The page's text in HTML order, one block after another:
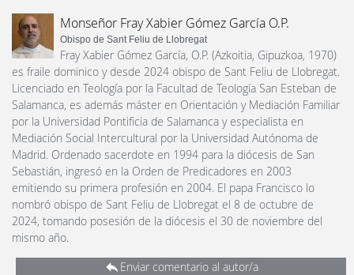
Monseñor Fray Xabier Gómez García O.P.
Obispo de Sant Feliu de Llobregat
Fray Xabier Gómez García, O.P. (Azkoitia, Gipuzkoa, 1970)
es fraile dominico y desde 2024 obispo de Sant Feliu de Llobregat.
Licenciado en Teología por la Facultad de Teología San Esteban de
Salamanca, es además máster en Orientación y Mediación Familiar
por la Universidad Pontificia de Salamanca y especialista en
Mediación Social Intercultural por la Universidad Autónoma de
Madrid. Ordenado sacerdote en 1994 para la diócesis de San
Sebastián, ingresó en la Orden de Predicadores en 2003
emitiendo su primera profesión en 2004. El papa Francisco lo
nombró obispo de Sant Feliu de Llobregat el 8 de octubre de
2024, tomando posesión de la diócesis el 30 de noviembre del
mismo año.
Enviar comentario al autor/a